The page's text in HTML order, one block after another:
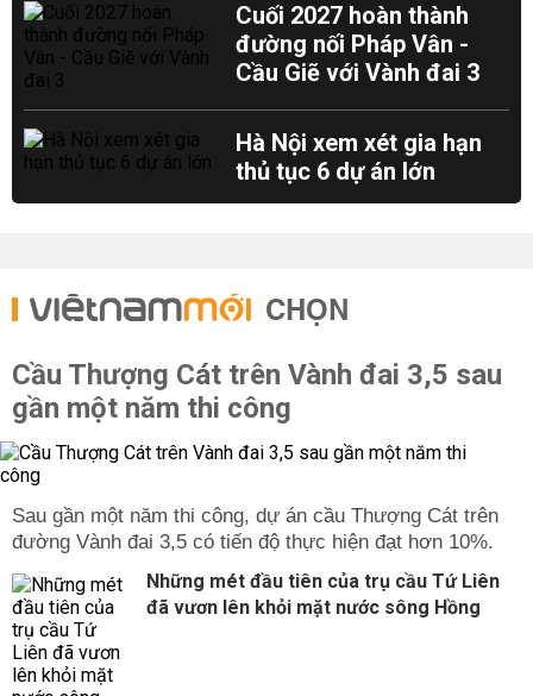
Cuối 2027 hoàn thành
đường nối Pháp Vân -
Cầu Giẽ với Vành đai 3
Hà Nội xem xét gia hạn
thủ tục 6 dự án lớn
CHỌN
Cầu Thượng Cát trên Vành đai 3,5 sau
gần một năm thi công
Sau gần một năm thi công, dự án cầu Thượng Cát trên
đường Vành đai 3,5 có tiến độ thực hiện đạt hơn 10%.
Những mét đầu tiên của trụ cầu Tứ Liên
đã vươn lên khỏi mặt nước sông Hồng